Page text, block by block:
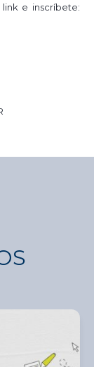
e inscríbete: